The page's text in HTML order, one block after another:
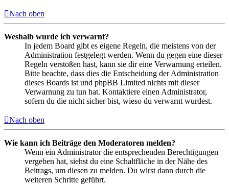
Nach oben
Weshalb wurde ich verwarnt?
In jedem Board gibt es eigene Regeln, die meistens von der
Administration festgelegt werden. Wenn du gegen eine dieser
Regeln verstoßen hast, kann sie dir eine Verwarnung erteilen.
Bitte beachte, dass dies die Entscheidung der Administration
dieses Boards ist und phpBB Limited nichts mit dieser
Verwarnung zu tun hat. Kontaktiere einen Administrator,
sofern du die nicht sicher bist, wieso du verwarnt wurdest.
Nach oben
Wie kann ich Beiträge den Moderatoren melden?
Wenn ein Administrator die entsprechenden Berechtigungen
vergeben hat, siehst du eine Schaltfläche in der Nähe des
Beitrags, um diesen zu melden. Du wirst dann durch die
weiteren Schritte geführt.